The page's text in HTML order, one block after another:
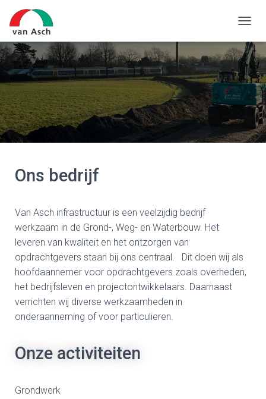
A
V
I
G
A
I
W
I
Ons bedrijf
Van Asch infrastructuur is een veelzijdig bedrijf
werkzaam in de Grond-, Weg- en Waterbouw. Het
leveren van kwaliteit en het ontzorgen van
opdrachtgevers staan bij ons centraal. Dit doen wij als
hoofdaannemer voor opdrachtgevers zoals overheden,
het bedrijfsleven en projectontwikkelaars. Daarnaast
verrichten wij diverse werkzaamheden in
onderaanneming of voor particulieren.
Onze activiteiten
Grondwerk